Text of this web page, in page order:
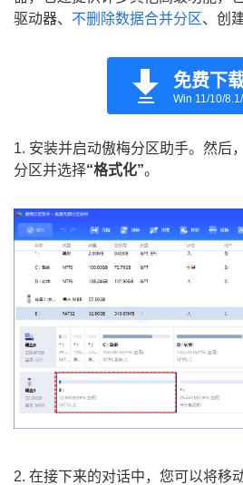
驱动器、 不删除数据合并分区、创
免费下
Win 11/10/
1. 安装并启动傲梅分区助手。然后
分区并选择“格式化”。
2. 在接下来的对话中，您可以将移